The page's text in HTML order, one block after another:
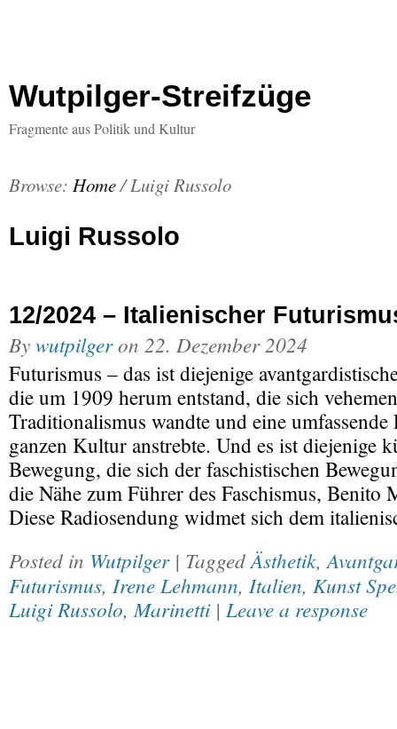
Wutpilger-Streifzüge
Fragmente aus Politik und Kultur
Browse: Home/Luigi Russolo
Luigi Russolo
12/2024 – Italienischer
Bywutpilgeron 22. Dezember 2024
Futurismus – das ist diejenige
die um 1909 herum entstand, die sich
Traditionalismus wandte und eine
ganzen Kultur anstrebte. Und es ist diejenige
Bewegung, die sich der faschistischen
die Nähe zum Führer des Faschismus, Benito
Diese Radiosendung widmet sich dem
Posted in Wutpilger | TaggedÄsthetik,
Futurismus, Irene Lehmann, Italien, Kunst
Luigi Russolo, Marinetti| Leave a response